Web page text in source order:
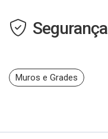
Segurança
Muros e Grades